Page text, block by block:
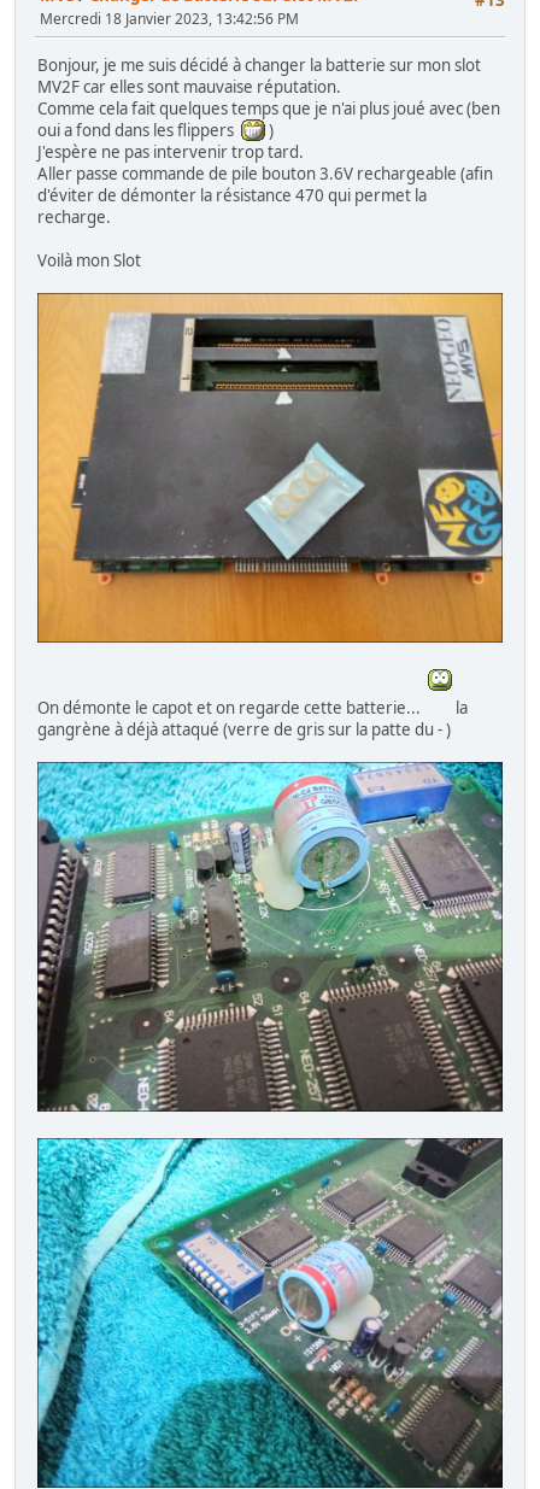
Mercredi 18 Janvier 2023, 13:42:56 PM
Bonjour, je me suis décidé à changer la batterie sur mon slot
MV2F car elles sont mauvaise réputation.
Comme cela fait quelques temps que je n'ai plus joué avec (ben
oui a fond dans les flippers
)
J'espère ne pas intervenir trop tard.
Aller passe commande de pile bouton 3.6V rechargeable (afin
d'éviter de démonter la résistance 470 qui permet la
recharge.
Voilà mon Slot
On démonte le capot et on regarde cette batterie...
la
gangrène à déjà attaqué (verre de gris sur la patte du - )